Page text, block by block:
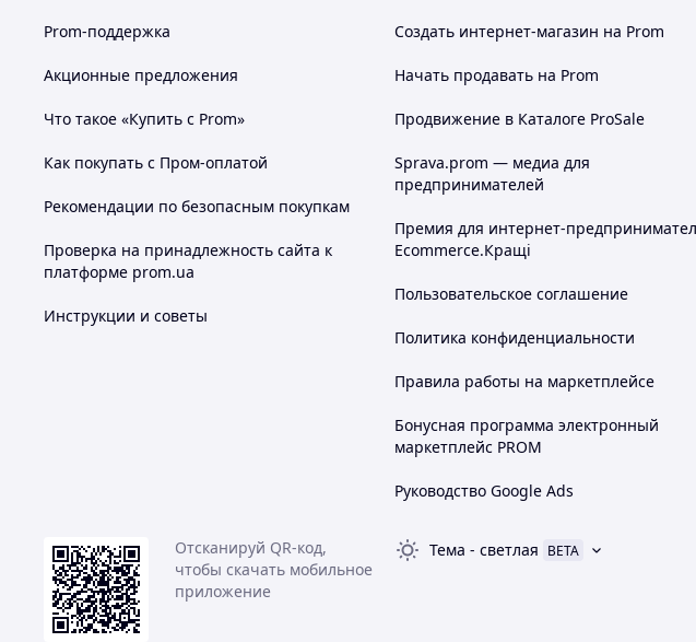
Prom-поддержка
Акционные предложения
Что такое «Купить с Prom»
Как покупать с Пром-оплатой
Рекомендации по безопасным покупкам
Проверка на принадлежность сайта к
платформе prom.ua
Инструкции и советы
Создать интернет-магазин на Prom
Начать продавать на Prom
Продвижение в Каталоге ProSale
Sprava.prom — медиа для
предпринимателей
Премия для интернет-
Ecommerce.Кращі
Пользовательское соглашение
Политика конфиденциальности
Правила работы на маркетплейсе
Бонусная программа электронный
маркетплейс PROM
Руководство Google Ads
Отсканируй QR-код,
чтобы скачать мобильное
приложение
Тема - светлая BETA